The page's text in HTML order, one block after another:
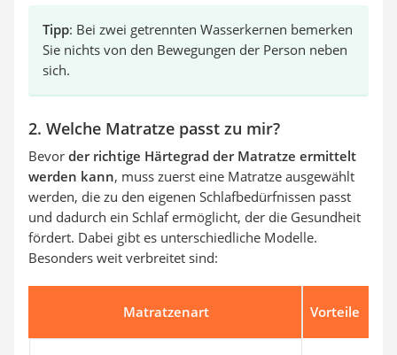
Tipp: Bei zwei getrennten Wasserkernen bemerken
Sie nichts von den Bewegungen der Person neben
sich.
2. Welche Matratze passt zu mir?
Bevor der richtige Härtegrad der Matratze ermittelt
werden kann, muss zuerst eine Matratze ausgewählt
werden, die zu den eigenen Schlafbedürfnissen passt
und dadurch ein Schlaf ermöglicht, der die Gesundheit
fördert. Dabei gibt es unterschiedliche Modelle.
Besonders weit verbreitet sind:
Matratzenart Vorteile